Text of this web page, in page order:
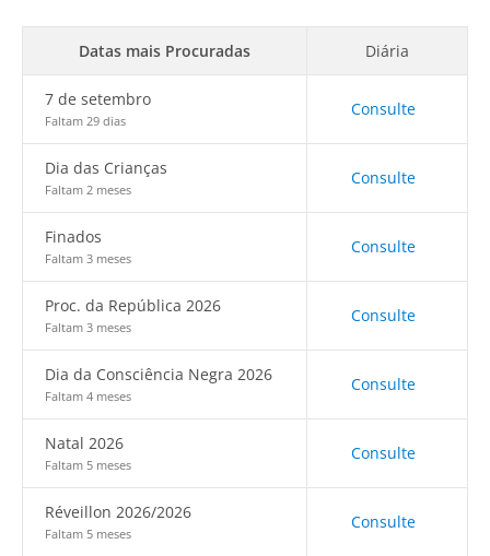
Datas mais Procuradas Diária
7 de setembro
Faltam 29 dias
Consulte
Dia das Crianças
Faltam 2 meses
Consulte
Finados
Faltam 3 meses
Consulte
Proc. da República 2026
Faltam 3 meses
Consulte
Dia da Consciência Negra 2026
Faltam 4 meses
Consulte
Natal 2026
Faltam 5 meses
Consulte
Réveillon 2026/2026
Faltam 5 meses
Consulte